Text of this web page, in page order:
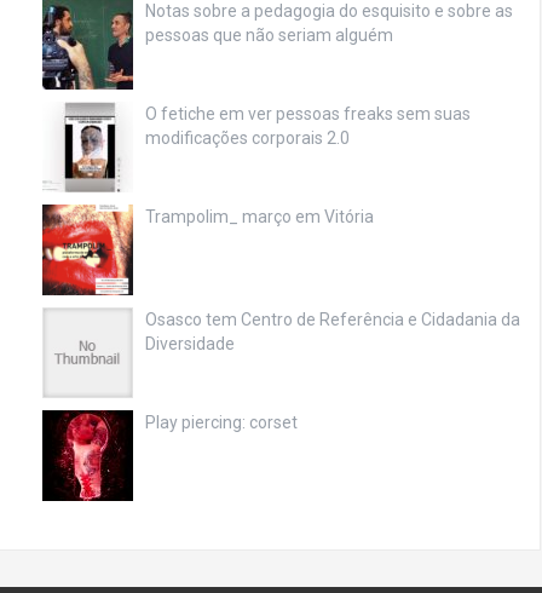
Notas sobre a pedagogia do esquisito e sobre as
pessoas que não seriam alguém
O fetiche em ver pessoas freaks sem suas
modificações corporais 2.0
Trampolim_ março em Vitória
Osasco tem Centro de Referência e Cidadania da
Diversidade
Play piercing: corset